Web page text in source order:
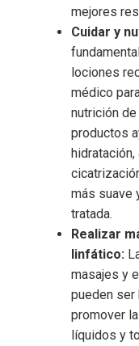
mejores
Cuidar y
lociones
médico
nutrición
productos
hidratación,
más suave
tratada.
Realizar
linfático:
masajes y
pueden
promover
líquidos y